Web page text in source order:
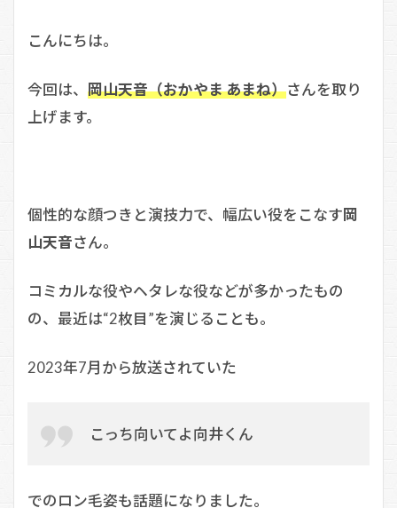
こんにちは。
今回は、 岡山天音（おかやま あまね）さんを取り
上げます。
個性的な顔つきと演技力で、幅広い役をこなす岡
山天音さん。
コミカルな役やヘタレな役などが多かったもの
の、最近は“2枚目”を演じることも。
2023年7月から放送されていた
こっち向いてよ向井くん
でのロン毛姿も話題になりました。